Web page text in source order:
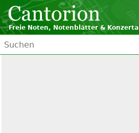
Freie Noten, Notenblätter &